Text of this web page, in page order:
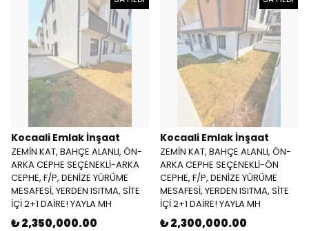
Kocaali Emlak İnşaat
ZEMİN KAT, BAHÇE ALANLI, ÖN-
ARKA CEPHE SEÇENEKLİ-ARKA
CEPHE, F/P, DENİZE YÜRÜME
MESAFESİ, YERDEN ISITMA, SİTE
İÇİ 2+1 DAİRE! YAYLA MH
₺ 2,350,000.00
Kocaali Emlak İnşaat
ZEMİN KAT, BAHÇE ALANLI, ÖN-
ARKA CEPHE SEÇENEKLİ-ÖN
CEPHE, F/P, DENİZE YÜRÜME
MESAFESİ, YERDEN ISITMA, SİTE
İÇİ 2+1 DAİRE! YAYLA MH
₺ 2,300,000.00